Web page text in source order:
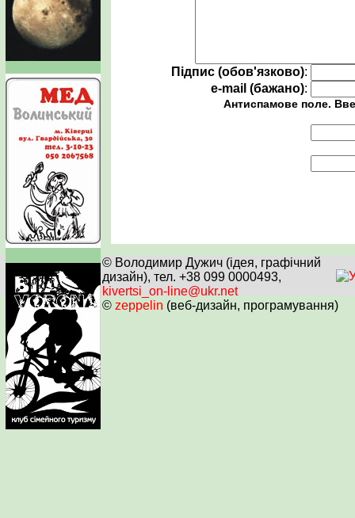
Підпис (обов'язково):
e-mail (бажано):
Антиспамове поле.
© Володимир Дужич (ідея, графічний
дизайн), тел. +38 099 0000493,
kivertsi_on-line@ukr.net
© zeppelin (веб-дизайн, програмування)